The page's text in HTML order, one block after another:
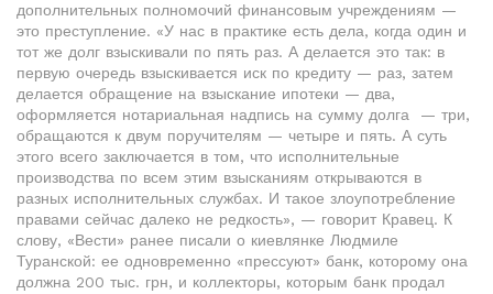
дополнительных полномочий финансовым учреждениям —
это преступление. «У нас в практике есть дела, когда один и
тот же долг взыскивали по пять раз. А делается это так: в
первую очередь взыскивается иск по кредиту — раз, затем
делается обращение на взыскание ипотеки — два,
оформляется нотариальная надпись на сумму долга — три,
обращаются к двум поручителям — четыре и пять. А суть
этого всего заключается в том, что исполнительные
производства по всем этим взысканиям открываются в
разных исполнительных службах. И такое злоупотребление
правами сейчас далеко не редкость», — говорит Кравец. К
слову, «Вести» ранее писали о киевлянке Людмиле
Туранской: ее одновременно «прессуют» банк, которому она
должна 200 тыс. грн, и коллекторы, которым банк продал